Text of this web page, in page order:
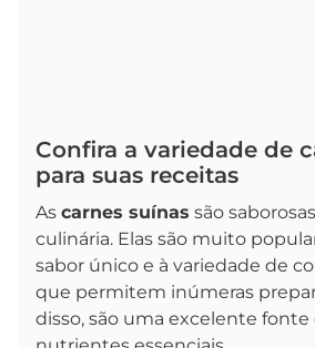
Confira a variedade de
para suas receitas
As carnes suínas são
culinária. Elas são muito
sabor único e à variedade de
que permitem inúmeras
disso, são uma excelente